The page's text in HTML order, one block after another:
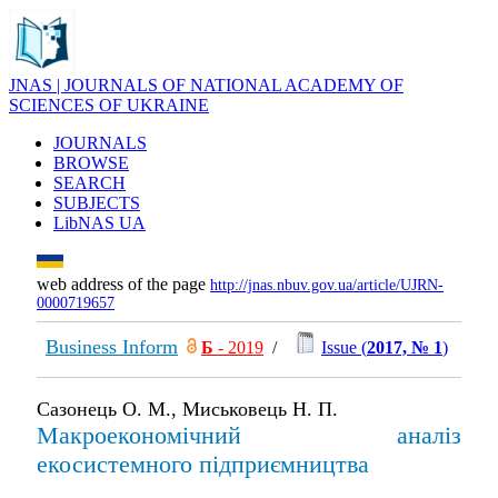
JNAS | JOURNALS OF NATIONAL ACADEMY OF
SCIENCES OF UKRAINE
JOURNALS
BROWSE
SEARCH
SUBJECTS
LibNAS UA
web address of the page http://jnas.nbuv.gov.ua/article/UJRN-
0000719657
Business Inform Б - 2019 / Issue (2017, № 1)
Сазонець О. М., Миськовець Н. П.
Макроекономічний аналіз
екосистемного підприємництва